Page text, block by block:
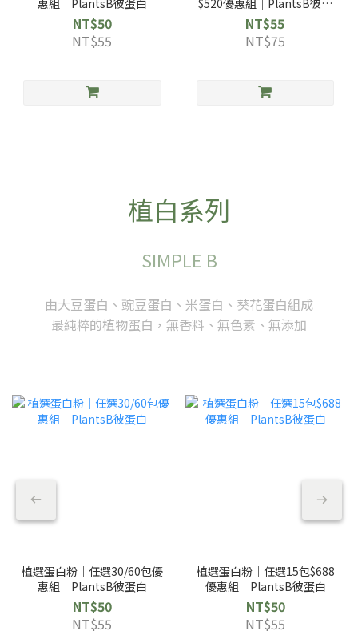
惠組｜PlantsB彼蛋白
NT$50
NT$55
$520優惠組｜PlantsB彼蛋
白
NT$55
NT$75
植白系列
SIMPLE B
由大豆蛋白、豌豆蛋白、米蛋白、葵花蛋白組成
最純粹的植物蛋白，無香料、無色素、無添加
植選蛋白粉｜任選30/60包優
惠組｜PlantsB彼蛋白
NT$50
NT$55
植選蛋白粉｜任選15包$688
優惠組｜PlantsB彼蛋白
NT$50
NT$55